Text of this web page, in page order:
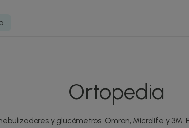
Ortopedia
y glucómetros. Omron, Microlife y 3M.